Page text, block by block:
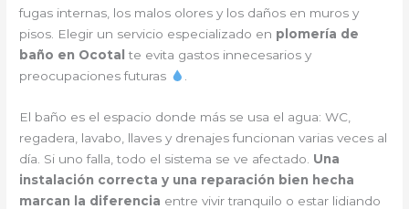
fugas internas, los malos olores y los daños en muros y
pisos. Elegir un servicio especializado en plomería de
baño en Ocotal te evita gastos innecesarios y
preocupaciones futuras
El baño es el espacio donde más se usa el agua: WC,
regadera, lavabo, llaves y drenajes funcionan varias veces al
día. Si uno falla, todo el sistema se ve afectado. Una
instalación correcta y una reparación bien hecha
marcan la diferencia entre vivir tranquilo o estar lidiando